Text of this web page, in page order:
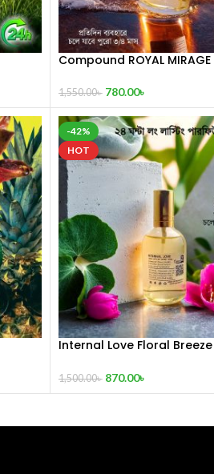
Compound ROYAL
1,550.00৳ 780.00৳
-42%
HOT
Internal Love Floral Breeze
1,500.00৳ 870.00৳